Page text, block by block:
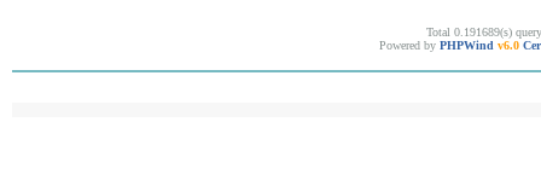
Total 0.191689(s)
Powered by PHPWind v6.0